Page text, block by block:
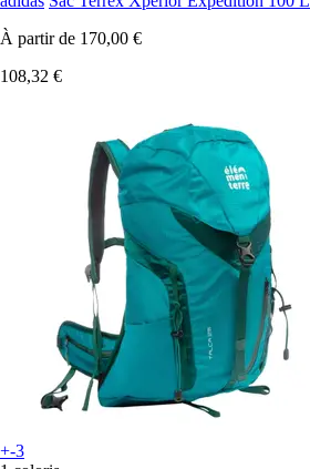
À partir de 170,00 €
108,32 €
+-3